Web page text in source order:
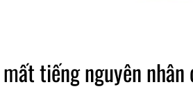
tiếng nguyên